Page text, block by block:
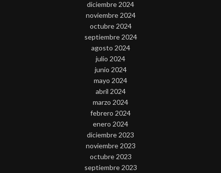
diciembre 2024
noviembre 2024
octubre 2024
septiembre 2024
agosto 2024
julio 2024
junio 2024
mayo 2024
abril 2024
marzo 2024
febrero 2024
enero 2024
diciembre 2023
noviembre 2023
octubre 2023
septiembre 2023